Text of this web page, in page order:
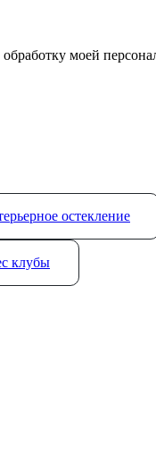
моей
остекление
клубы